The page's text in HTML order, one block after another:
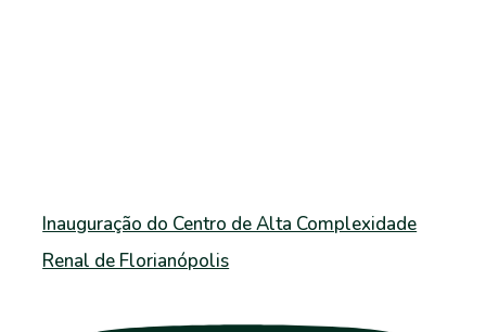
Inauguração do Centro de Alta Complexidade
Renal de Florianópolis